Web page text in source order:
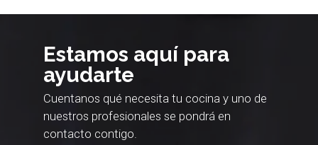
Estamos aquí para
ayudarte
Cuentanos qué necesita tu cocina y uno de
nuestros profesionales se pondrá en
contacto contigo.